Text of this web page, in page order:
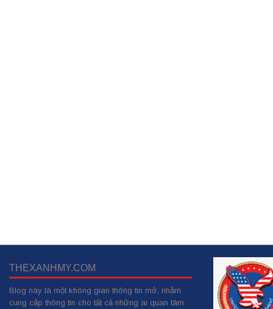
THEXANHMY.COM
Blog này là một không gian thông tin mở, nhằm
cung cấp thông tin cho tất cả những ai quan tâm